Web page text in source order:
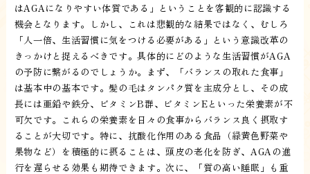
はAGAになりやすい体質である」ということを客観的に認識する
機会となります。しかし、これは悲観的な結果ではなく、むしろ
「人一倍、生活習慣に気をつける必要がある」という意識改革の
きっかけと捉えるべきです。具体的にどのような生活習慣がAGA
の予防に繋がるのでしょうか。まず、「バランスの取れた食事」
は基本中の基本です。髪の毛はタンパク質を主成分とし、その成
長には亜鉛や鉄分、ビタミンB群、ビタミンEといった栄養素が不
可欠です。これらの栄養素を日々の食事からバランス良く摂取す
ることが大切です。特に、抗酸化作用のある食品（緑黄色野菜や
果物など）を積極的に摂ることは、頭皮の老化を防ぎ、AGAの進
行を遅らせる効果も期待できます。次に、「質の高い睡眠」も重